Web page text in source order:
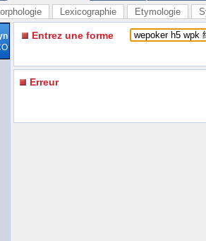
Lexicographie Etymologie
Entrez une forme
Erreur